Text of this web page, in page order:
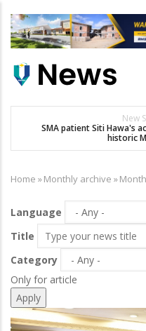
main
Main
New
SMA patient Siti Hawa's
historic
Breadcrumb
Home »Monthly archive »
Language
Title
Category
Only for article